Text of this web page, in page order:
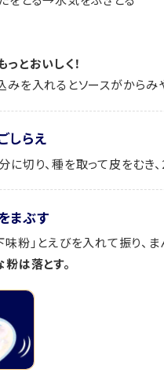
とおいしく！
みを入れるとソースがからみ
しらえ
に切り、種を取って皮をむき
まぶす
味粉」とえびを入れて振り、
粉は落とす。